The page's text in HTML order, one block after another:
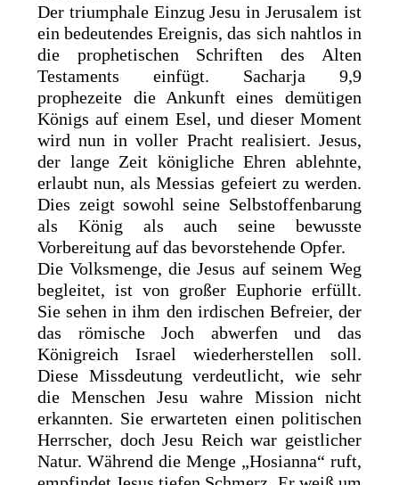
Der triumphale Einzug Jesu in Jerusalem ist
ein bedeutendes Ereignis, das sich nahtlos in
die prophetischen Schriften des Alten
Testaments einfügt. Sacharja 9,9
prophezeite die Ankunft eines demütigen
Königs auf einem Esel, und dieser Moment
wird nun in voller Pracht realisiert. Jesus,
der lange Zeit königliche Ehren ablehnte,
erlaubt nun, als Messias gefeiert zu werden.
Dies zeigt sowohl seine Selbstoffenbarung
als König als auch seine bewusste
Vorbereitung auf das bevorstehende Opfer.
Die Volksmenge, die Jesus auf seinem Weg
begleitet, ist von großer Euphorie erfüllt.
Sie sehen in ihm den irdischen Befreier, der
das römische Joch abwerfen und das
Königreich Israel wiederherstellen soll.
Diese Missdeutung verdeutlicht, wie sehr
die Menschen Jesu wahre Mission nicht
erkannten. Sie erwarteten einen politischen
Herrscher, doch Jesu Reich war geistlicher
Natur. Während die Menge „Hosianna“ ruft,